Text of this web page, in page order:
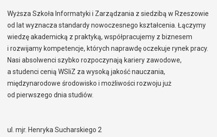
Wyższa Szkoła Informatyki i Zarządzania z siedzibą w Rzeszowie
od lat wyznacza standardy nowoczesnego kształcenia. Łączymy
wiedzę akademicką z praktyką, współpracujemy z biznesem
i rozwijamy kompetencje, których naprawdę oczekuje rynek pracy.
Nasi absolwenci szybko rozpoczynają kariery zawodowe,
a studenci cenią WSIiZ za wysoką jakość nauczania,
międzynarodowe środowisko i możliwości rozwoju już
od pierwszego dnia studiów.
ul. mjr. Henryka Sucharskiego 2